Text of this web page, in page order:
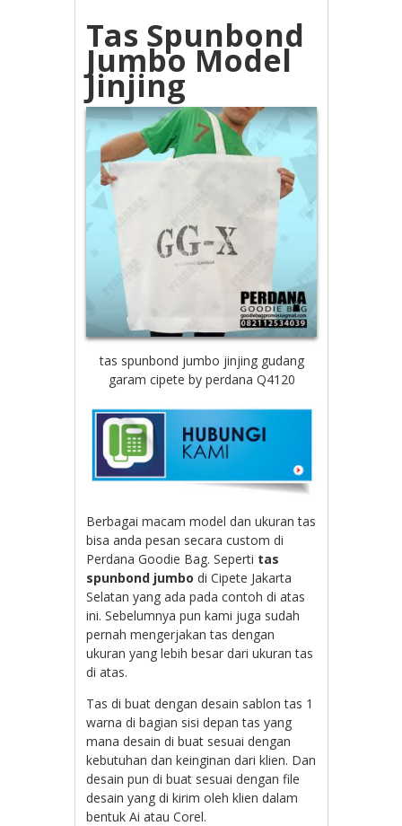
Tas Spunbond
Jumbo Model
Jinjing
tas spunbond jumbo jinjing gudang
garam cipete by perdana Q4120
Berbagai macam model dan ukuran tas
bisa anda pesan secara custom di
Perdana Goodie Bag. Seperti tas
spunbond jumbo di Cipete Jakarta
Selatan yang ada pada contoh di atas
ini. Sebelumnya pun kami juga sudah
pernah mengerjakan tas dengan
ukuran yang lebih besar dari ukuran tas
di atas.
Tas di buat dengan desain sablon tas 1
warna di bagian sisi depan tas yang
mana desain di buat sesuai dengan
kebutuhan dan keinginan dari klien. Dan
desain pun di buat sesuai dengan file
desain yang di kirim oleh klien dalam
bentuk Ai atau Corel.